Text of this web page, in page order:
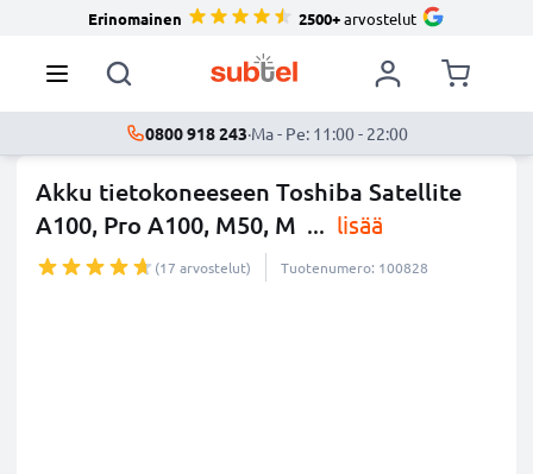
Erinomainen 2500+arvostelut
0800 918 243·Ma - Pe: 11:00 - 22:00
Akku tietokoneeseen Toshiba Satellite
A100, Pro A100, M50, M ... lisää
(17 arvostelut) Tuotenumero: 100828